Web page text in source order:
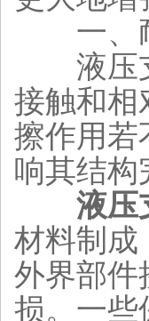
一、
液压支
接触和相
擦作用若
响其结构
液压
材料制成
外界部件
损。一些